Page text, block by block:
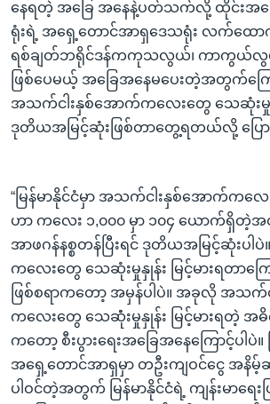
နေရာ
သို့
ကျော်
ရန်
နေရတဲ့ အခြေ အနေနဲ့ပတ်သက်လို့ ထိုင်းအ
ရုံးရဲ့ အရှေ့တောင်အာရှဒေသရုံး လက်ထောက်
ရစ်ချတ်ဘရိုင်ဒန်ကကုသလွယ်၊ ကာကွယ်လွ
ဖြစ်ပေမယ့် အခြေအနေမပေးတဲ့အတွက်ကြေ
အသက်ငါးနှစ်အောက်ကလေးတွေ သေဆုံးမှု
ဒုတိယအမြင့်ဆုံးဖြစ်တာတွေ့ရတယ်လို့ ပြေ
“မြန်မာနိုင်ငံမှာ အသက်ငါးနှစ်အောက်ကလ
ဟာ ကလေး ၁,၀၀၀ မှာ ၁၀၄ ယောက်ရှိတဲ့
အာဖဂန်နစ္စတန်ပြီးရင် ဒုတိယအမြင့်ဆုံးပါပဲ
ကလေးတွေ သေဆုံးမှုနှုန်း မြင့်မားရတာကြ
ဖြစ်စရာကတော့ အမှန်ပါပဲ။ အခုလို အသက်
ကလေးတွေ သေဆုံံးမှုနှုန်း မြင့်မားရတဲ့ အဓိ
ကတော့ စီးပွားရေးအခြေအနေကြောင့်ပါပဲ။
အရှေ့တောင်အာရှမှာ တဦးကျဝင်ငွေ အနိမ့်
ပါဝင်တဲ့အတွက် မြန်မာနိုင်ငံရဲ့ ကျန်းမာရေး